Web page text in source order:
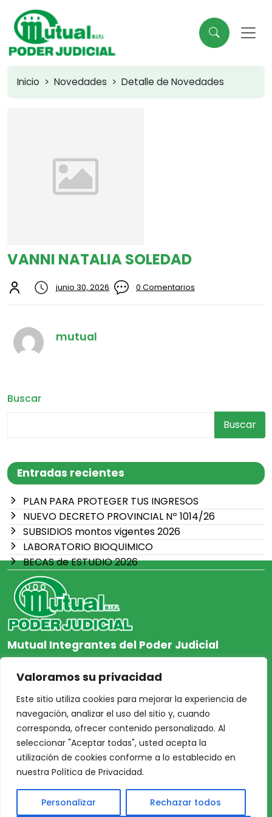
Valoramos su privacidad
Este sitio utiliza cookies para mejorar la experiencia de
navegación, analizar el uso del sitio y, cuando
corresponda, ofrecer contenido personalizado. Al
seleccionar "Aceptar todas", usted acepta la
utilización de cookies conforme a lo establecido en
nuestra Política de Privacidad.
Personalizar Rechazar todos
Buscar
Buscar
Entradas recientes
PLAN PARA PROTEGER TUS INGRESOS
NUEVO DECRETO PROVINCIAL Nº 1014/26
SUBSIDIOS montos vigentes 2026
LABORATORIO BIOQUIMICO
BECAS de ESTUDIO 2026
Inicio Novedades Detalle de Novedades
VANNI NATALIA SOLEDAD
junio 30, 2026 0 Comentarios
mutual
Mutual Integrantes del Poder Judicial
afiliacion@mjpj.org.ar
+54 9 342 467-4510
NOSOTROS
Inicio
Acceso Asociados
Nosotros
CENTRO DE AYUDA
Protección de Datos
Personales